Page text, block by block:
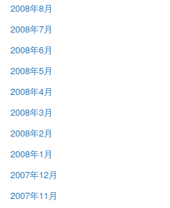
2008年8月
2008年7月
2008年6月
2008年5月
2008年4月
2008年3月
2008年2月
2008年1月
2007年12月
2007年11月